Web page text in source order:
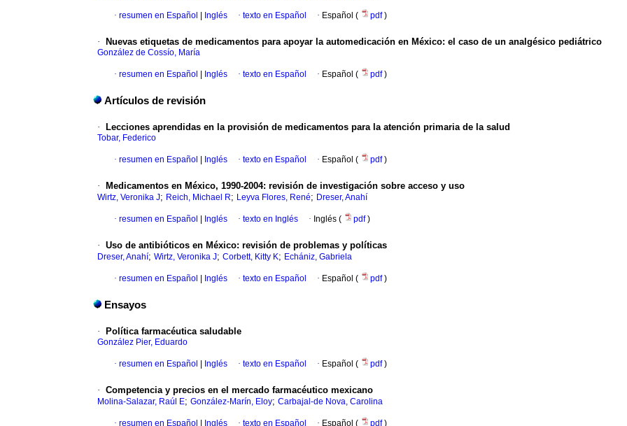
· resumen en Español Inglés · texto en Español · Español ( pdf)
· Nuevas etiquetas de medicamentos para apoyar la automedicación en México: el caso de un analgésico pediátrico
González de Cossío, María
· resumen en Español Inglés · texto en Español · Español ( pdf)
Artículos de revisión
· Lecciones aprendidas en la provisión de medicamentos para la atención primaria de la salud
Tobar, Federico
· resumen en Español Inglés · texto en Español · Español ( pdf)
· Medicamentos en México, 1990-2004: revisión de investigación sobre acceso y uso
Wirtz, Veronika J; Reich, Michael R; Leyva Flores, René; Dreser, Anahí
· resumen en Español Inglés · texto en Inglés · Inglés ( pdf)
· Uso de antibióticos en México: revisión de problemas y políticas
Dreser, Anahí; Wirtz, Veronika J; Corbett, Kitty K; Echániz, Gabriela
· resumen en Español Inglés · texto en Español · Español ( pdf)
Ensayos
· Política farmacéutica saludable
González Pier, Eduardo
· resumen en Español Inglés · texto en Español · Español ( pdf)
· Competencia y precios en el mercado farmacéutico mexicano
Molina-Salazar, Raúl E; González-Marín, Eloy; Carbajal-de Nova, Carolina
· resumen en Español Inglés · texto en Español · Español ( pdf)